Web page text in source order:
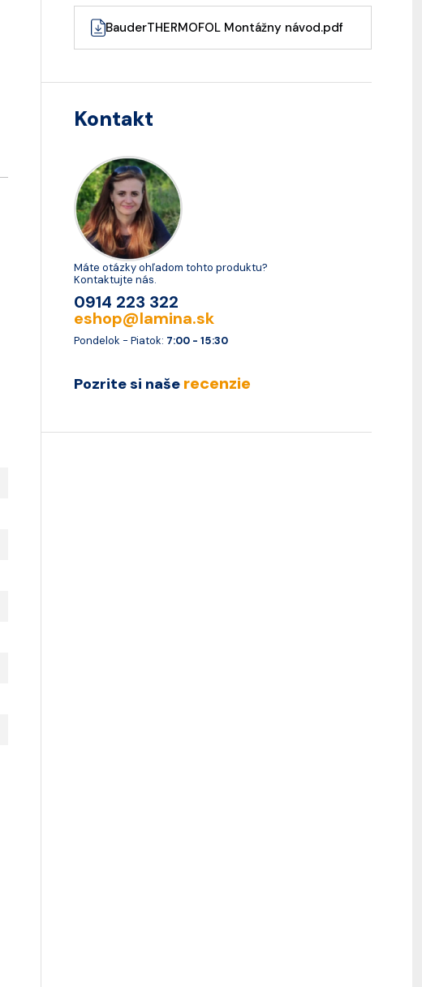
BauderTHERMOFOL Montážny návod.pdf
Kontakt
Máte otázky ohľadom tohto produktu?
Kontaktujte nás.
0914 223 322
eshop@lamina.sk
Pondelok - Piatok: 7:00 - 15:30
Pozrite si naše recenzie